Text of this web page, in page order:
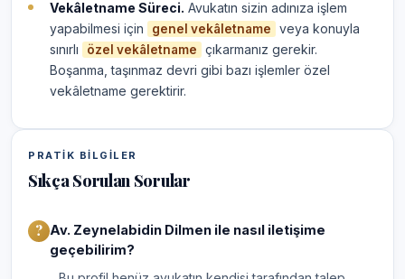
Vekâletname Süreci. Avukatın sizin adınıza işlem
yapabilmesi için
genel vekâletname
veya konuyla
sınırlı
özel vekâletname
çıkarmanız gerekir.
Boşanma, taşınmaz devri gibi bazı işlemler özel
vekâletname gerektirir.
PRATIK BILGILER
Sıkça Sorulan Sorular
Av. Zeynelabidin Dilmen ile nasıl iletişime
geçebilirim?